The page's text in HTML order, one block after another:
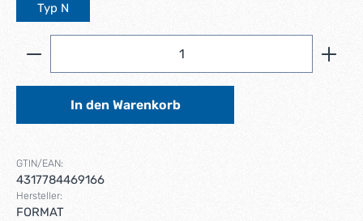
Typ N
Produkt Anzahl: Gib den gewünschten Wert ein
In den Warenkorb
GTIN/EAN:
4317784469166
Hersteller:
FORMAT